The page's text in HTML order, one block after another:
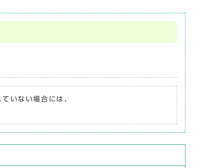
いない場合には、